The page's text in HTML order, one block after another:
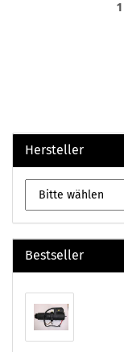
1
Hersteller
Bestseller